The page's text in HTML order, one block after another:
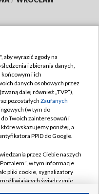
TVP
aby wyrazić zgody na
i zbierania danych,
i ich
danych osobowych przez
dalej również „TVP”),
pozostałych Zaufanych
(w tym do
Twoich zainteresowań i
wskazujemy poniżej, a
PPID do Google.
przez Ciebie naszych
w tym informacje
pliki cookie, sygnalizatory
świadczenie